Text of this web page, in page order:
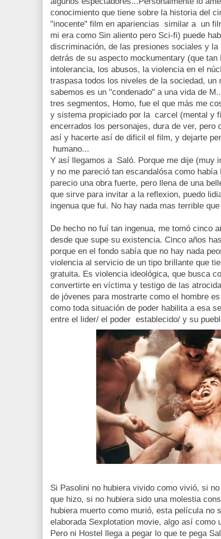
conocimiento que tiene sobre la historia del
"inocente" film en apariencias similar a un
mi era como Sin aliento pero Sci-fi) puede
discriminación, de las presiones sociales y
detrás de su aspecto mockumentary (que
intolerancia, los abusos, la violencia en el
traspasa todos los niveles de la sociedad, un
sabemos es un "condenado" a una vida de
tres segmentos, Homo, fue el que más me
y sistema propiciado por la carcel (mental y
encerrados los personajes, dura de ver, pero
así y hacerte así de dificil el film, y dejarte
humano...
Y así llegamos a Saló. Porque me dije (muy
y no me pareció tan escandalósa como
parecio una obra fuerte, pero llena de una
que sirve para invitar a la reflexion, puedo
ingenua que fui. No hay nada mas terrible
De hecho no fuí tan ingenua, me tomó cinco
desde que supe su existencia. Cinco años
porque en el fondo sabía que no hay nada
violencia al servicio de un tipo brillante que
gratuita. Es violencia ideológica, que busca
convertirte en víctima y testigo de las
de jóvenes para mostrarte como el hombre
como toda situación de poder habilita a esa
entre el lider/ el poder establecido/ y su
Si Pasolini no hubiera vivido como vivió, si
que hizo, si no hubiera sido una molestia
hubiera muerto como murió, esta película no
elaborada Sexplotation movie, algo así como
Pero ni Hostel llega a pegar lo que te pega